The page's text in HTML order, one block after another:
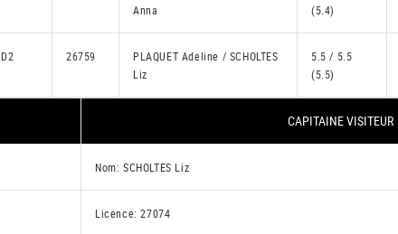
Anna
(5.4)
D2 26759
PLAQUET Adeline / SCHOLTES
Liz
5.5 / 5.5
(5.5)
CAPITAINE VISITEUR
Nom: SCHOLTES Liz
Licence: 27074